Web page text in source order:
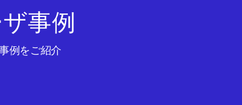
事例
例をご紹介